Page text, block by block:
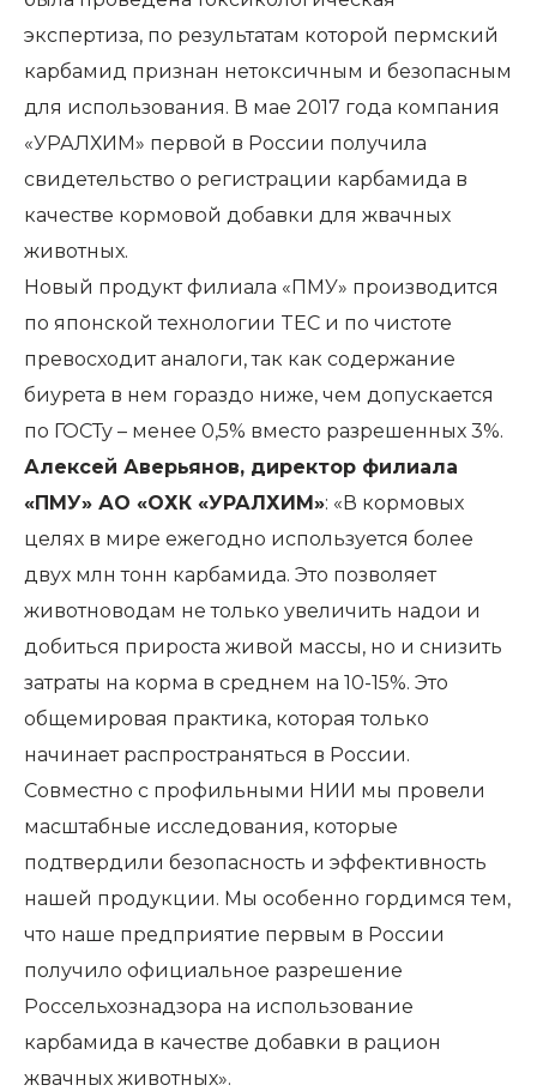
экспертиза, по результатам которой пермский
карбамид признан нетоксичным и безопасным
для использования. В мае 2017 года компания
«УРАЛХИМ» первой в России получила
свидетельство о регистрации карбамида в
качестве кормовой добавки для жвачных
животных.
Новый продукт филиала «ПМУ» производится
по японской технологии TEC и по чистоте
превосходит аналоги, так как содержание
биурета в нем гораздо ниже, чем допускается
по ГОСТу – менее 0,5% вместо разрешенных 3%.
Алексей Аверьянов, директор филиала
«ПМУ» АО «ОХК «УРАЛХИМ»: «В кормовых
целях в мире ежегодно используется более
двух млн тонн карбамида. Это позволяет
животноводам не только увеличить надои и
добиться прироста живой массы, но и снизить
затраты на корма в среднем на 10-15%. Это
общемировая практика, которая только
начинает распространяться в России.
Совместно с профильными НИИ мы провели
масштабные исследования, которые
подтвердили безопасность и эффективность
нашей продукции. Мы особенно гордимся тем,
что наше предприятие первым в России
получило официальное разрешение
Россельхознадзора на использование
карбамида в качестве добавки в рацион
жвачных животных».